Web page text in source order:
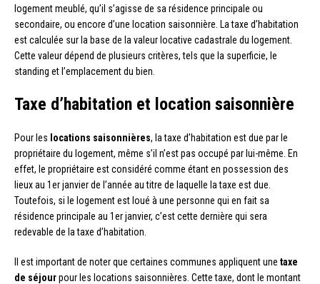
logement meublé, qu’il s’agisse de sa résidence principale ou
secondaire, ou encore d’une location saisonnière. La taxe d’habitation
est calculée sur la base de la valeur locative cadastrale du logement.
Cette valeur dépend de plusieurs critères, tels que la superficie, le
standing et l’emplacement du bien.
Taxe d’habitation et location saisonnière
Pour les locations saisonnières, la taxe d’habitation est due par le
propriétaire du logement, même s’il n’est pas occupé par lui-même. En
effet, le propriétaire est considéré comme étant en possession des
lieux au 1er janvier de l’année au titre de laquelle la taxe est due.
Toutefois, si le logement est loué à une personne qui en fait sa
résidence principale au 1er janvier, c’est cette dernière qui sera
redevable de la taxe d’habitation.
Il est important de noter que certaines communes appliquent une taxe
de séjourpour les locations saisonnières. Cette taxe, dont le montant